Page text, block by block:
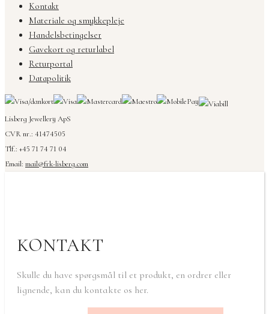
Kontakt
Materiale og smykkepleje
Handelsbetingelser
Gavekort og returlabel
Returportal
Datapolitik
Lisberg Jewellery ApS
CVR nr.: 41474505
Tlf.: +45 71 74 71 04
Email: mail@frk-lisberg.com
KONTAKT
Skulle du have spørgsmål til et produkt, en ordrer eller
lignende, kan du kontakte os her.